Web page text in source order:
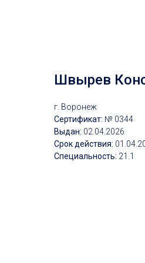
Швырев
г. Воронеж
Сертификат: № 0344
Выдан: 02 .04.2026
Срок действия: 01.
Специальность: 21 .1